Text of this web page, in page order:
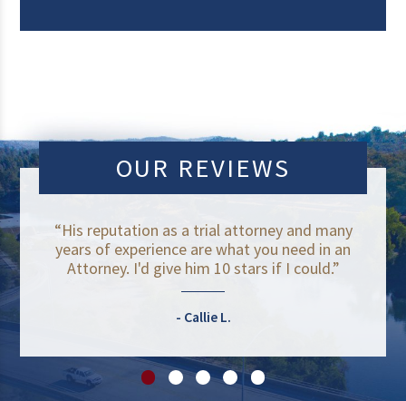
OUR REVIEWS
“His reputation as a trial attorney and many
years of experience are what you need in an
Attorney. I'd give him 10 stars if I could.”
Callie L.